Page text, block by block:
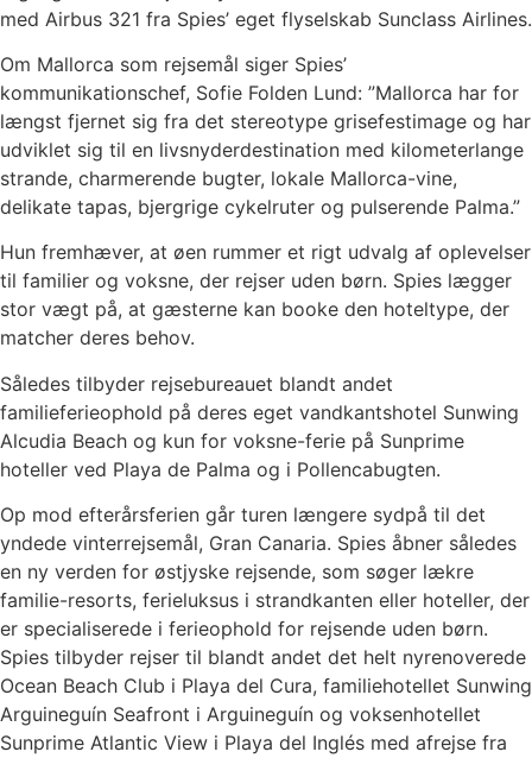
med Airbus 321 fra Spies’ eget flyselskab Sunclass Airlines.
Om Mallorca som rejsemål siger Spies’
kommunikationschef, Sofie Folden Lund: ”Mallorca har for
længst fjernet sig fra det stereotype grisefestimage og har
udviklet sig til en livsnyderdestination med kilometerlange
strande, charmerende bugter, lokale Mallorca-vine,
delikate tapas, bjergrige cykelruter og pulserende Palma.”
Hun fremhæver, at øen rummer et rigt udvalg af oplevelser
til familier og voksne, der rejser uden børn. Spies lægger
stor vægt på, at gæsterne kan booke den hoteltype, der
matcher deres behov.
Således tilbyder rejsebureauet blandt andet
familieferieophold på deres eget vandkantshotel Sunwing
Alcudia Beach og kun for voksne-ferie på Sunprime
hoteller ved Playa de Palma og i Pollencabugten.
Op mod efterårsferien går turen længere sydpå til det
yndede vinterrejsemål, Gran Canaria. Spies åbner således
en ny verden for østjyske rejsende, som søger lækre
familie-resorts, ferieluksus i strandkanten eller hoteller, der
er specialiserede i ferieophold for rejsende uden børn.
Spies tilbyder rejser til blandt andet det helt nyrenoverede
Ocean Beach Club i Playa del Cura, familiehotellet Sunwing
Arguineguín Seafront i Arguineguín og voksenhotellet
Sunprime Atlantic View i Playa del Inglés med afrejse fra